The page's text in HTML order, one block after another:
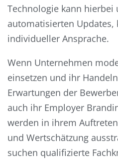
Technologie kann hierbei
automatisierten Updates,
individueller Ansprache.
Wenn Unternehmen
einsetzen und ihr
Erwartungen der
auch ihr Employer
werden in ihrem
und Wertschätzung
suchen qualifizierte